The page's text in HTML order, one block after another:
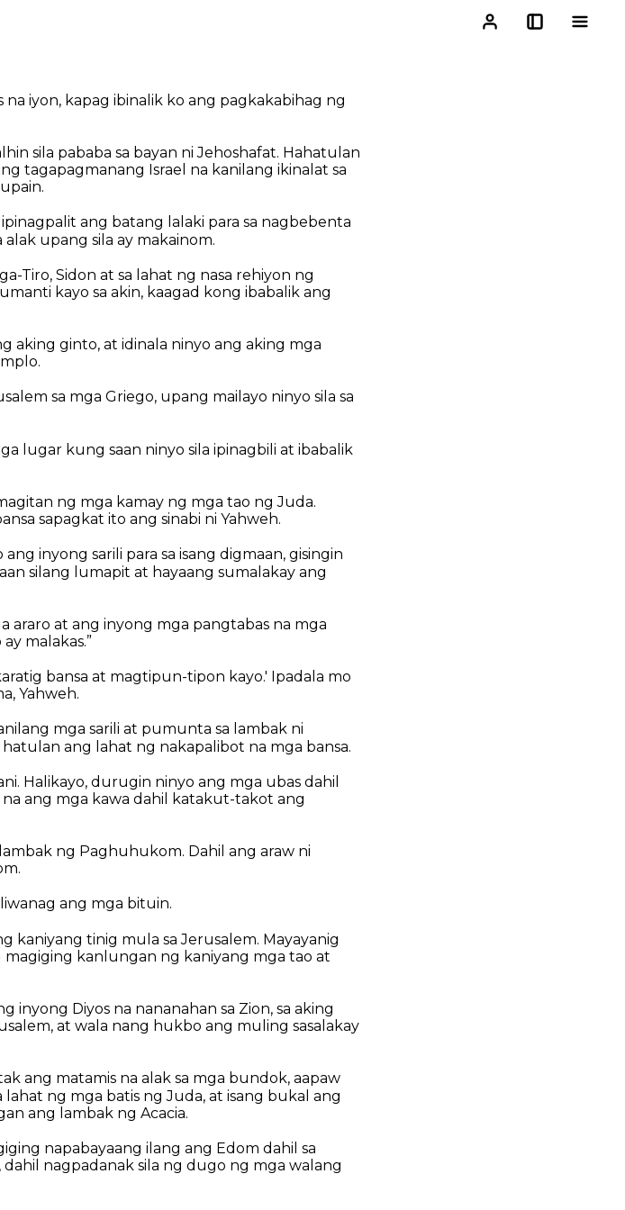
na iyon, kapag ibinalik ko ang pagkakabihag ng
sila pababa sa bayan ni Jehoshafat. Hahatulan
tagapagmanang Israel na kanilang ikinalat sa
ang batang lalaki para sa nagbebenta
upang sila ay makainom.
Tiro, Sidon at sa lahat ng nasa rehiyon ng
kayo sa akin, kaagad kong ibabalik ang
aking ginto, at idinala ninyo ang aking mga
sa mga Griego, upang mailayo ninyo sila sa
lugar kung saan ninyo sila ipinagbili at ibabalik
ng mga kamay ng mga tao ng Juda.
sapagkat ito ang sinabi ni Yahweh.
inyong sarili para sa isang digmaan, gisingin
silang lumapit at hayaang sumalakay ang
araro at ang inyong mga pangtabas na mga
malakas.”
bansa at magtipun-tipon kayo.' Ipadala mo
Yahweh.
mga sarili at pumunta sa lambak ni
ang lahat ng nakapalibot na mga bansa.
Halikayo, durugin ninyo ang mga ubas dahil
ang mga kawa dahil katakut-takot ang
ng Paghuhukom. Dahil ang araw ni
ang mga bituin.
kaniyang tinig mula sa Jerusalem. Mayayanig
kanlungan ng kaniyang mga tao at
inyong Diyos na nananahan sa Zion, sa aking
at wala nang hukbo ang muling sasalakay
ang matamis na alak sa mga bundok, aapaw
ng mga batis ng Juda, at isang bukal ang
ang lambak ng Acacia.
napabayaang ilang ang Edom dahil sa
nagpadanak sila ng dugo ng mga walang